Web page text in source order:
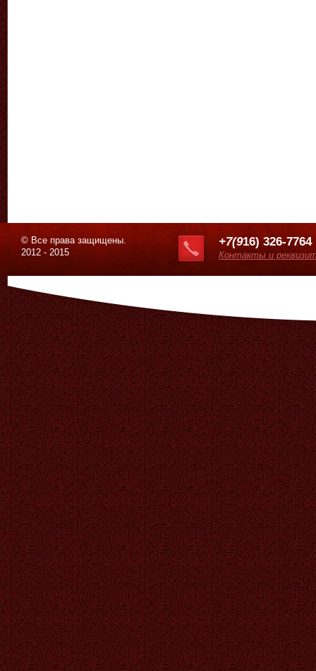
© Все права защищены.
2012 - 2015
+7(916) 326-7764
Контакты и